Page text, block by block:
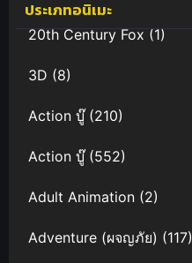
ประเภทอนิเมะ
20th Century Fox(1)
3D (8)
Action บู๊(210)
Action บู๊(552)
Adult Animation (2)
Adventure (ผจญภัย) (117)